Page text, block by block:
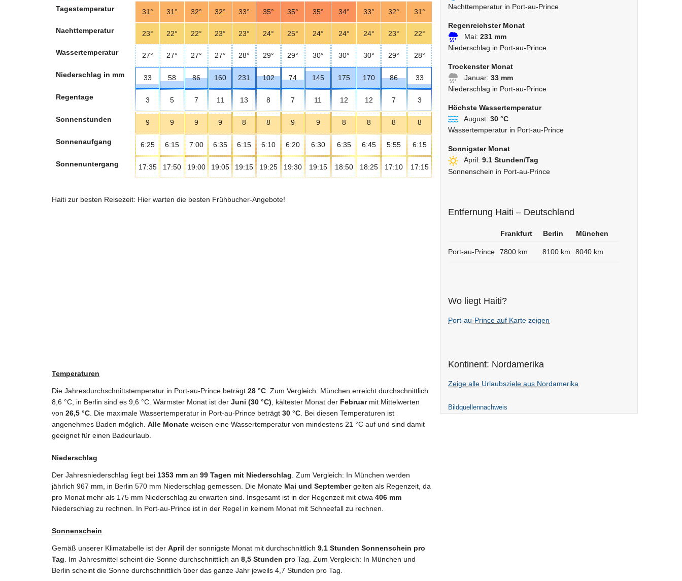
Tagestemperatur
31° 31° 32° 32° 33° 35° 35° 35° 34° 33° 32° 31°
Nachttemperatur 23° 22° 22° 23° 23° 24° 25° 24° 24° 24° 23° 22°
Wassertemperatur 27° 27° 27° 27° 28° 29° 29° 30° 30° 30° 29° 28°
Niederschlag in mm 33 58 86 160 231 102 74 145 175 170 86 33
Regentage 3 5 7 11 13 8 7 11 12 12 7 3
Sonnenstunden 9 9 9 9 8 8 9 9 8 8 8 8
Sonnenaufgang 6:25 6:15 7:00 6:35 6:15 6:10 6:20 6:30 6:35 6:45 5:55 6:15
Sonnenuntergang 17:35 17:50 19:00 19:05 19:15 19:25 19:30 19:15 18:50 18:25 17:10 17:15
Haiti zur besten Reisezeit: Hier warten die besten Frühbucher-Angebote!
Temperaturen
Die Jahresdurchschnittstemperatur in Port-au-Prince beträgt 28 °C . Zum Vergleich: München erreicht durchschnittlich
8,6 °C, in Berlin sind es 9,6 °C. Wärmster Monat ist der Juni (30 °C) , kältester Monat der Februarmit Mittelwerten
von 26,5 °C . Die maximale Wassertemperatur in Port-au-Prince beträgt 30 °C . Bei diesen Temperaturen ist
angenehmes Baden möglich. Alle Monate weisen eine Wassertemperatur von mindestens 21 °C auf und sind damit
geeignet für einen Badeurlaub.
Niederschlag
Der Jahresniederschlag liegt bei 1353 mm an 99 Tagen mit Niederschlag . Zum Vergleich: In München werden
jährlich 967 mm, in Berlin 570 mm Niederschlag gemessen. Die Monate Mai und Septembergelten als Regenzeit, da
pro Monat mehr als 175 mm Niederschlag zu erwarten sind. Insgesamt ist in der Regenzeit mit etwa 406 mm
Niederschlag zu rechnen. In Port-au-Prince ist in der Regel in keinem Monat mit Schneefall zu rechnen.
Sonnenschein
Gemäß unserer Klimatabelle ist der April der sonnigste Monat mit durchschnittlich 9.1 Stunden Sonnenschein pro
Tag . Im Jahresmittel scheint die Sonne durchschnittlich an 8,5 Stunden pro Tag. Zum Vergleich: In München und
Berlin scheint die Sonne durchschnittlich über das ganze Jahr jeweils 4,7 Stunden pro Tag.
Nachttemperatur in Port-au-Prince
Regenreichster Monat
Mai: 231 mm
Niederschlag in Port-au-Prince
Trockenster Monat
Januar: 33 mm
Niederschlag in Port-au-Prince
Höchste Wassertemperatur
August: 30 °C
Wassertemperatur in Port-au-Prince
Sonnigster Monat
April: 9.1 Stunden/Tag
Sonnenschein in Port-au-Prince
Entfernung Haiti – Deutschland
Frankfurt Berlin München
Port-au-Prince 7800 km 8100 km 8040 km
Wo liegt Haiti?
Port-au-Prince auf Karte zeigen
Kontinent: Nordamerika
Zeige alle Urlaubsziele aus Nordamerika
Bildquellennachweis